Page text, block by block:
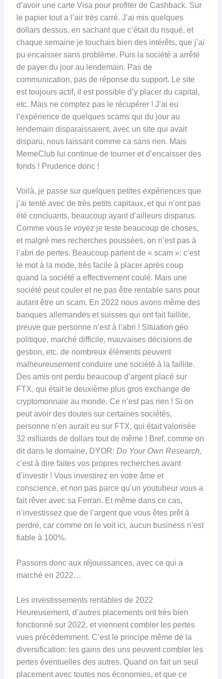
d’avoir une carte Visa pour profiter de Cashback. Sur
le papier tout a l’air très carré. J’ai mis quelques
dollars dessus, en sachant que c’était du risqué, et
chaque semaine je touchais bien des intérêts, que j’ai
pu encaisser sans problème. Puis la société a arrêté
de payer du jour au lendemain. Pas de
communication, pas de réponse du support. Le site
est toujours actif, il est possible d’y placer du capital,
etc. Mais ne comptez pas le récupérer ! J’ai eu
l’expérience de quelques scams qui du jour au
lendemain disparaissaient, avec un site qui avait
disparu, nous laissant comme ca sans rien. Mais
MemeClub lui continue de tourner et d’encaisser des
fonds ! Prudence donc !
Voilà, je passe sur quelques petites expériences que
j’ai tenté avec de très petits capitaux, et qui n’ont pas
été concluants, beaucoup ayant d’ailleurs disparus.
Comme vous le voyez je teste beaucoup de choses,
et malgré mes recherches poussées, on n’est pas à
l’abri de pertes. Beaucoup parlent de « scam »: c’est
le mot à la mode, très facile à placer après coup
quand la société a effectivement coulé. Mais une
société peut couler et ne pas être rentable sans pour
autant être un scam. En 2022 nous avons même des
banques allemandes et suisses qui ont fait faillite,
preuve que personne n’est à l’abri ! Situation géo
politique, marché difficile, mauvaises décisions de
gestion, etc. de nombreux éléments peuvent
malheureusement conduire une société à la faillite.
Des amis ont perdu beaucoup d’argent placé sur
FTX, qui était le deuxième plus gros exchange de
cryptomonnaie au monde. Ce n’est pas rien ! Si on
peut avoir des doutes sur certaines sociétés,
personne n’en aurait eu sur FTX, qui était valorisée
32 milliards de dollars tout de même ! Bref, comme on
dit dans le domaine, DYOR: Do Your Own Research,
c’est à dire faites vos propres recherches avant
d’investir ! Vous investirez en votre âme et
conscience, et non pas parce qu’un youtubeur vous a
fait rêver avec sa Ferrari. Et même dans ce cas,
n’investissez que de l’argent que vous êtes prêt à
perdre, car comme on le voit ici, aucun business n’est
fiable à 100%.
Passons donc aux réjouissances, avec ce qui a
marché en 2022…
Les investissements rentables de 2022
Heureusement, d’autres placements ont très bien
fonctionné sur 2022, et viennent combler les pertes
vues précédemment. C’est le principe même de la
diversification: les gains des uns peuvent combler les
pertes éventuelles des autres. Quand on fait un seul
placement avec toutes nos économies, et que ce